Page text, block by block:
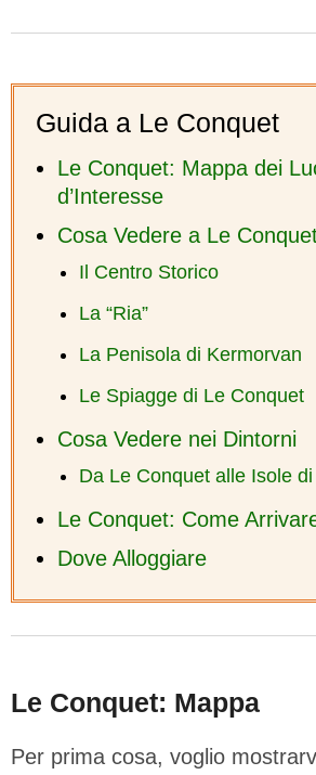
Guida a Le Conquet
Le Conquet: Mappa dei
d’Interesse
Cosa Vedere a Le
Il Centro Storico
La “Ria”
La Penisola di Kermorvan
Le Spiagge di Le Conquet
Cosa Vedere nei Dintorni
Da Le Conquet alle Isole
Le Conquet: Come
Dove Alloggiare
Le Conquet: Mappa
Per prima cosa, voglio